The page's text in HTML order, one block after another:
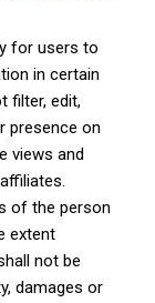
for users to
in certain
filter, edit,
presence on
views and
of the person
extent
not be
damages or